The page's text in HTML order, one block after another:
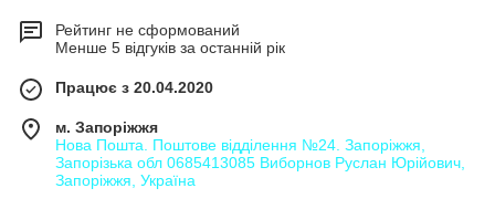
Вантаоперевезення Голоби
Вантаоперевезення Головне
Вантаоперевезення Горохів
Вантаоперевезення Дубище
Рейтинг не сформований
Менше 5 відгуків за останній рік
Працює з 20.04.2020
м. Запоріжжя
Нова Пошта. Поштове відділення №24. Запоріжжя,
Запорізька обл 0685413085 Виборнов Руслан Юрійович,
Запоріжжя, Україна